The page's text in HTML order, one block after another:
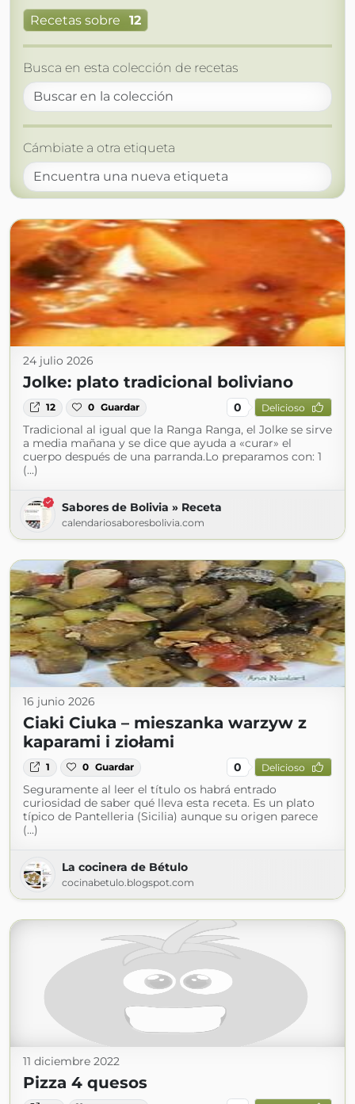
Recetas sobre 12
Busca en esta colección de recetas
Cámbiate a otra etiqueta
24 julio 2026
Jolke: plato tradicional boliviano
12 0 Guardar 0 Delicioso
Tradicional al igual que la Ranga Ranga, el Jolke se sirve
a media mañana y se dice que ayuda a «curar» el
cuerpo después de una parranda.Lo preparamos con: 1
(...)
Sabores de Bolivia » Receta
calendariosaboresbolivia.com
16 junio 2026
Ciaki Ciuka – mieszanka warzyw z
kaparami i ziołami
1 0 Guardar 0 Delicioso
Seguramente al leer el título os habrá entrado
curiosidad de saber qué lleva esta receta. Es un plato
típico de Pantelleria (Sicilia) aunque su origen parece
(...)
La cocinera de Bétulo
cocinabetulo.blogspot.com
11 diciembre 2022
Pizza 4 quesos